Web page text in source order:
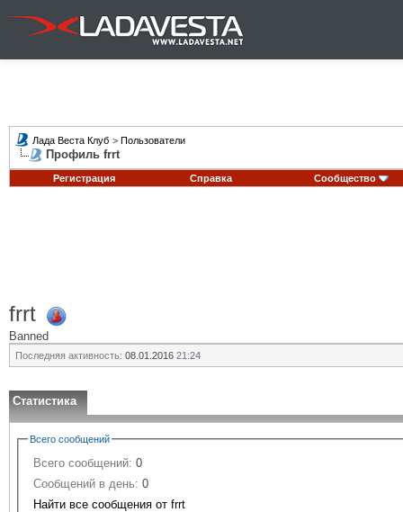
Лада Веста Клуб > Пользователи
Профиль frrt
Регистрация Справка Сообщество
frrt
Banned
Последняя активность: 08.01.2016 21:24
Статистика
Всего сообщений
Всего сообщений: 0
Сообщений в день: 0
Найти все сообщения от frrt